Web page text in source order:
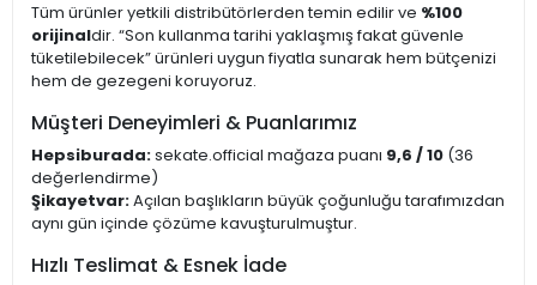
Tüm ürünler yetkili distribütörlerden temin edilir ve %100
orijinaldir. “Son kullanma tarihi yaklaşmış fakat güvenle
tüketilebilecek” ürünleri uygun fiyatla sunarak hem bütçenizi
hem de gezegeni koruyoruz.
Müşteri Deneyimleri & Puanlarımız
Hepsiburada:sekate.official mağaza puanı 9,6 / 10 (36
değerlendirme)
Şikayetvar:Açılan başlıkların büyük çoğunluğu tarafımızdan
aynı gün içinde çözüme kavuşturulmuştur.
Hızlı Teslimat & Esnek İade